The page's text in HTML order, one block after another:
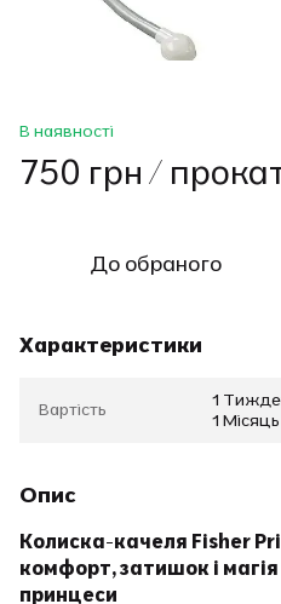
В наявності
750 грн /
До обраного
Характеристики
Вартість
1
1
Опис
Колиска-качеля Fisher
комфорт, затишок і
принцеси